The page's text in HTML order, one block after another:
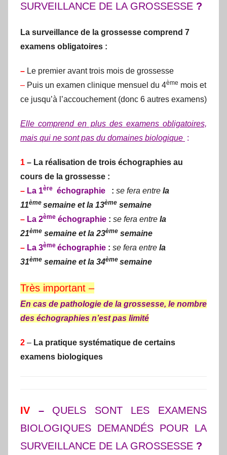
SURVEILLANCE DE LA GROSSESSE ?
La surveillance de la grossesse comprend 7
examens obligatoires :
– Le premier avant trois mois de grossesse
– Puis un examen clinique mensuel du 4ème mois et
ce jusqu’à l’accouchement (donc 6 autres examens)
Elle comprend en plus des examens obligatoires,
mais qui ne sont pas du domaines biologique :
1 – La réalisation de trois échographies au
cours de la grossesse :
– La 1ère échographie : se fera entre la
11ème semaine et la 13ème semaine
– La 2ème échographie : se fera entre la
21ème semaine et la 23ème semaine
– La 3ème échographie : se fera entre la
31ème semaine et la 34ème semaine
Très important –
En cas de pathologie de la grossesse, le nombre
des échographies n’est pas limité
2 – La pratique systématique de certains
examens biologiques
IV – QUELS SONT LES EXAMENS
BIOLOGIQUES DEMANDÉS POUR LA
SURVEILLANCE DE LA GROSSESSE ?